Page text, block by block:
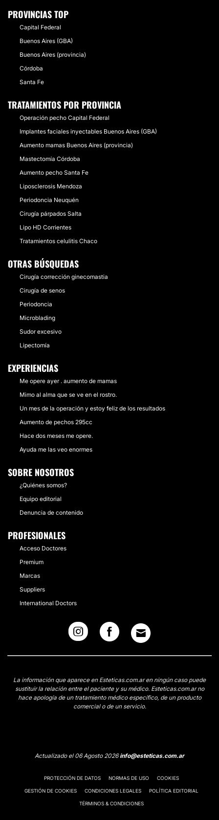
PROVINCIAS TOP
Capital Federal
Buenos Aires (GBA)
Buenos Aires (provincia)
Córdoba
Santa Fe
TRATAMIENTOS POR PROVINCIA
Operación pecho Capital Federal
Implantes faciales inyectables Buenos Aires (GBA)
Aumento mamas Buenos Aires (provincia)
Mastectomía Córdoba
Aumento pecho Santa Fe
Liposclerosis Mendoza
Periodoncia Neuquén
Cirugía párpados Salta
Lipo HD Corrientes
Tratamientos celulitis Chaco
OTRAS BÚSQUEDAS
Cirugía corrección ginecomastia
Cirugía de senos
Periodoncia
Microblading
Sudor excesivo
Lipectomía
EXPERIENCIAS
Me opere ayer . aumento de mamas
Mimo al alma que se ve en el rostro.
Un mes de la operación y estoy feliz de los resultados
Aumento de pechos 295cc
Hace dos meses me opere.
Ayuda me las veo enormes
SOBRE NOSOTROS
¿Quiénes somos?
Equipo editorial
Denuncia de contenido
PROFESIONALES
Acceso Doctores
Premium
Marcas
Suppliers
International Doctors
La información que aparece en Esteticas.com.ar en ningún caso puede
sustituir la relación entre el paciente y su médico. Esteticas.com.ar no
hace apología de un tratamiento médico específico, de un producto
comercial o de un servicio.
Actualizado el 06 Agosto 2026info@esteticas.com.ar
PROTECCIÓN DE DATOS NORMAS DE USO COOKIES
GESTIÓN DE COOKIES CONDICIONES LEGALES POLÍTICA EDITORIAL
TÉRMINOS & CONDICIONES